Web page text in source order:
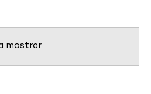
mostrar